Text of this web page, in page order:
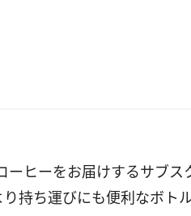
ーヒーをお届けするサブス
持ち運びにも便利なボト